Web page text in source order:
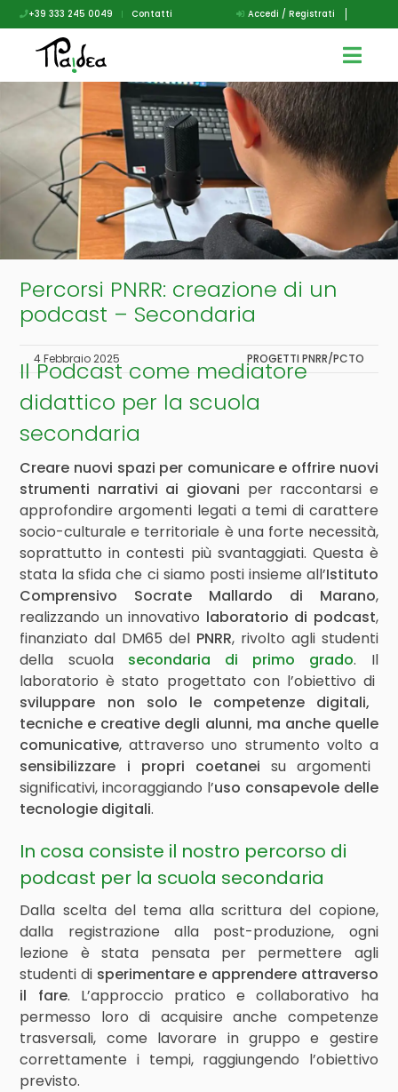
+39 333 245 0049 | Contatti Accedi / Registrati
Percorsi PNRR: creazione di un
podcast – Secondaria
4 Febbraio 2025 PROGETTI PNRR/PCTO
Il Podcast come mediatore
didattico per la scuola
secondaria
Creare nuovi spazi per comunicare e offrire nuovi
strumenti narrativi ai giovani per raccontarsi e
approfondire argomenti legati a temi di carattere
socio-culturale e territoriale è una forte necessità,
soprattutto in contesti più svantaggiati. Questa è
stata la sfida che ci siamo posti insieme all’Istituto
Comprensivo Socrate Mallardo di Marano,
realizzando un innovativo laboratorio di podcast,
finanziato dal DM65 del PNRR, rivolto agli studenti
della scuola secondaria di primo grado. Il
laboratorio è stato progettato con l’obiettivo di
sviluppare non solo le competenze digitali,
tecniche e creative degli alunni, ma anche quelle
comunicative, attraverso uno strumento volto a
sensibilizzare i propri coetanei su argomenti
significativi, incoraggiando l’uso consapevole delle
tecnologie digitali.
In cosa consiste il nostro percorso di
podcast per la scuola secondaria
Dalla scelta del tema alla scrittura del copione,
dalla registrazione alla post-produzione, ogni
lezione è stata pensata per permettere agli
studenti di sperimentare e apprendere attraverso
il fare. L’approccio pratico e collaborativo ha
permesso loro di acquisire anche competenze
trasversali, come lavorare in gruppo e gestire
correttamente i tempi, raggiungendo l’obiettivo
previsto.